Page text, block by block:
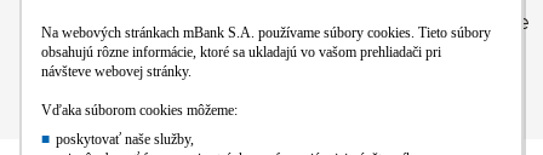
Veríme, že banka má byť
tam, kde ste vy
, aby ste
naše služby využívali vždy, keď práve
potrebujete.